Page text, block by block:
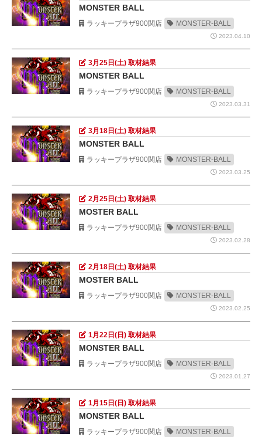
MONSTER BALL
ラッキープラザ900関店 MONSTER-BALL
2023.04.10
3月25日(土) 取材結果
MONSTER BALL
ラッキープラザ900関店 MONSTER-BALL
2023.03.31
3月18日(土) 取材結果
MONSTER BALL
ラッキープラザ900関店 MONSTER-BALL
2023.03.25
2月25日(土) 取材結果
MOSTER BALL
ラッキープラザ900関店 MONSTER-BALL
2023.02.28
2月18日(土) 取材結果
MOSTER BALL
ラッキープラザ900関店 MONSTER-BALL
2023.02.25
1月22日(日) 取材結果
MONSTER BALL
ラッキープラザ900関店 MONSTER-BALL
2023.01.27
1月15日(日) 取材結果
MONSTER BALL
ラッキープラザ900関店 MONSTER-BALL